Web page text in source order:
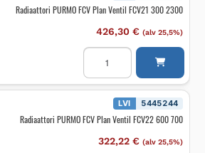
Radiaattori PURMO FCV Plan Ventil FCV21 300 2300
426,30 € (alv 25,5%)
Radiaattori
PURMO
Plan
Ventil
2300
LVI 5445244
Radiaattori PURMO FCV Plan Ventil FCV22 600 700
322,22 € (alv 25,5%)